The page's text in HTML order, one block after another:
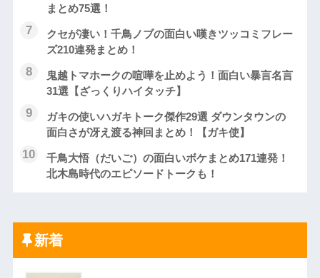
まとめ75選！
クセが凄い！千鳥ノブの面白い嘆きツッコミフレー
ズ210連発まとめ！
鬼越トマホークの喧嘩を止めよう！面白い暴言名言
31選【ざっくりハイタッチ】
ガキの使いハガキトーク傑作29選 ダウンタウンの
面白さが冴え渡る神回まとめ！【ガキ使】
千鳥大悟（だいご）の面白いボケまとめ171連発！
北木島時代のエピソードトークも！
新着